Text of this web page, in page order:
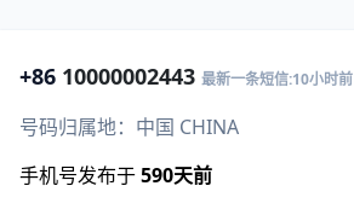
+86 10000002443 最新一条短信:10小时前
号码归属地：中国 CHINA
手机号发布于590天前